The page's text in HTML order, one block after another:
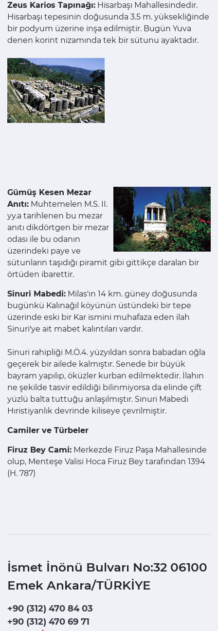
Zeus Karios Tapınağı: Hisarbaşı Mahallesindedir.
Hisarbaşı tepesinin doğusunda 3.5 m. yüksekliğinde
bir podyum üzerine inşa edilmiştir. Bugün Yuva
denen korint nizamında tek bir sütunu ayaktadır.
Gümüş Kesen Mezar
Anıtı: Muhtemelen M.S. II.
yy.a tarihlenen bu mezar
anıtı dikdörtgen bir mezar
odası ile bu odanın
üzerindeki paye ve
sütunların taşıdığı piramit gibi gittikçe daralan bir
örtüden ibarettir.
Sinuri Mabedi: Milas'ın 14 km. güney doğusunda
bugünkü Kalınağıl köyünün üstündeki bir tepe
üzerinde eski bir Kar ismini muhafaza eden ilah
Sinuri'ye ait mabet kalıntıları vardır.
Sinuri rahipliği M.Ö.4. yüzyıldan sonra babadan oğla
geçerek bir ailede kalmıştır. Senede bir büyük
bayram yapılıp, öküzler kurban edilmektedir. İlahın
ne şekilde tasvir edildiği bilinmiyorsa da elinde çift
yüzlü balta tuttuğu anlaşılmıştır. Sinuri Mabedi
Hıristiyanlık devrinde kiliseye çevrilmiştir.
Camiler ve Türbeler
Firuz Bey Cami: Merkezde Firuz Paşa Mahallesinde
olup, Menteşe Valisi Hoca Firuz Bey tarafından 1394
(H. 787)
İsmet İnönü Bulvarı No:32 06100
Emek Ankara/TÜRKİYE
+90 (312) 470 84 03
+90 (312) 470 69 71